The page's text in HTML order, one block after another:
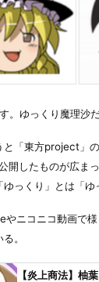
。ゆっくり魔理沙
と「東方project」
開したものが広ま
っくり」とは「
やニコニコ動画で
。
【炎上商法】柚